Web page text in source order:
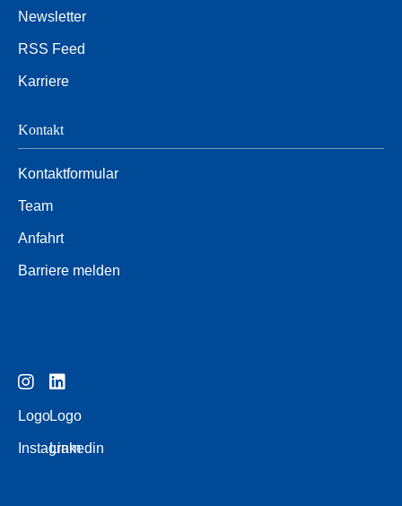
Newsletter
RSS Feed
Karriere
Kontakt
Kontaktformular
Team
Anfahrt
Barriere melden
Logo
Instagram
Logo
Linkedin